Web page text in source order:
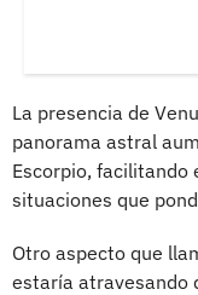
La presencia de
panorama astral
Escorpio, facilitando
situaciones que
Otro aspecto que
estaría atravesando